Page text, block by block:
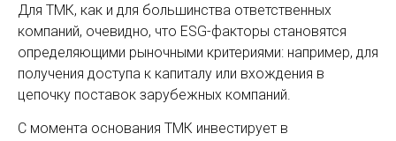
Для ТМК, как и для большинства ответственных
компаний, очевидно, что ESG-факторы становятся
определяющими рыночными критериями: например, для
получения доступа к капиталу или вхождения в
цепочку поставок зарубежных компаний.
С момента основания ТМК инвестирует в